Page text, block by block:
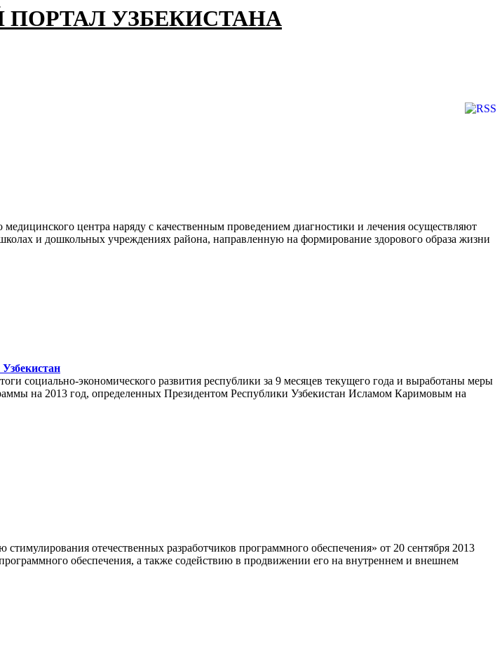
УЗБЕКИСТАНА
центра наряду с качественным проведением диагностики и лечения осуществляют
и дошкольных учреждениях района, направленную на формирование здорового образа жизни
социально-экономического развития республики за 9 месяцев текущего года и выработаны меры
на 2013 год, определенных Президентом Республики Узбекистан Исламом Каримовым на
отечественных разработчиков программного обеспечения» от 20 сентября 2013
обеспечения, а также содействию в продвижении его на внутреннем и внешнем